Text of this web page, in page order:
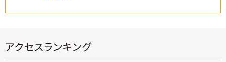
アクセスランキング